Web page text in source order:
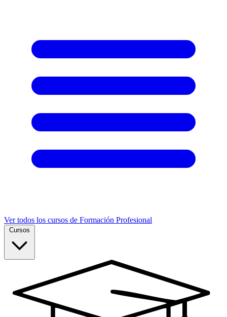
Ver todos los cursos de Formación Profesional
Cursos